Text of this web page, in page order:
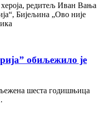
редитељ Иван Вања
Бијељина „Ово није
обиљежило је
шеста годишњица